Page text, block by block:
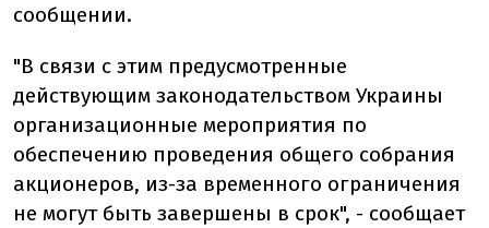
сообщении.
"В связи с этим предусмотренные
действующим законодательством Украины
организационные мероприятия по
обеспечению проведения общего собрания
акционеров, из-за временного ограничения
не могут быть завершены в срок", - сообщает